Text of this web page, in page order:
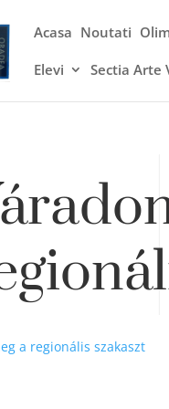
Acasa Noutati
Elevi Sectia Arte
a regionális szakaszt